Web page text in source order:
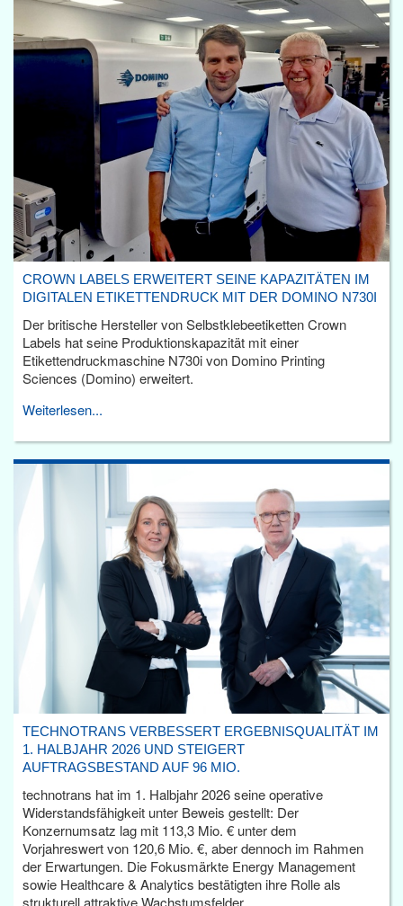
CROWN LABELS ERWEITERT SEINE KAPAZITÄTEN IM
DIGITALEN ETIKETTENDRUCK MIT DER DOMINO N730I
Der britische Hersteller von Selbstklebeetiketten Crown
Labels hat seine Produktionskapazität mit einer
Etikettendruckmaschine N730i von Domino Printing
Sciences (Domino) erweitert.
Weiterlesen...
TECHNOTRANS VERBESSERT ERGEBNISQUALITÄT IM
1. HALBJAHR 2026 UND STEIGERT
AUFTRAGSBESTAND AUF 96 MIO.
technotrans hat im 1. Halbjahr 2026 seine operative
Widerstandsfähigkeit unter Beweis gestellt: Der
Konzernumsatz lag mit 113,3 Mio. € unter dem
Vorjahreswert von 120,6 Mio. €, aber dennoch im Rahmen
der Erwartungen. Die Fokusmärkte Energy Management
sowie Healthcare & Analytics bestätigten ihre Rolle als